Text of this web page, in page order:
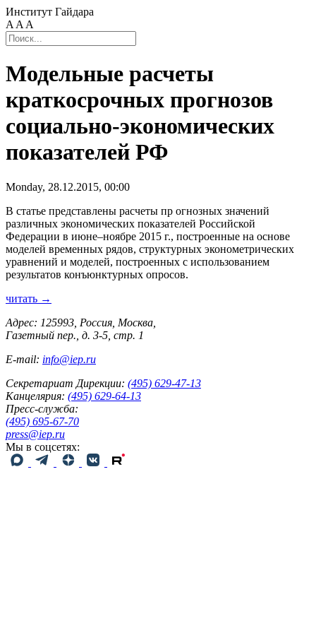
Институт Гайдара
A A A
Модельные расчеты
краткосрочных прогнозов
социально-экономических
показателей РФ
Monday, 28.12.2015, 00:00
В статье представлены расчеты пр огнозных значений
различных экономических показателей Российской
Федерации в июне–ноябре 2015 г., построенные на основе
моделей временных рядов, структурных эконометрических
уравнений и моделей, построенных с использованием
результатов конъюнктурных опросов.
читать →
Адрес: 125993, Россия, Москва,
Газетный пер., д. 3-5, стр. 1
E-mail: info@iep.ru
Секретариат Дирекции: (495) 629-47-13
Канцелярия: (495) 629-64-13
Пресс-служба:
(495) 695-67-70
press@iep.ru
Мы в соцсетях: